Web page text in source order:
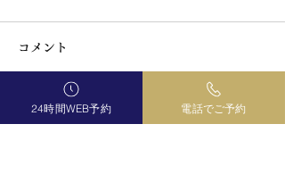
コメント
コメントを追加…
24時間WEB予約 電話でご予約